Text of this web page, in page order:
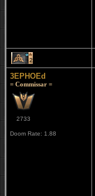
2
3EPHOEd
= Commissar =
2733
Doom Rate: 1.88